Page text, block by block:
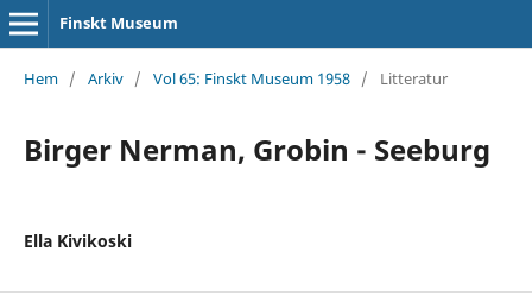
Finskt Museum
Hem / Arkiv / Vol 65: Finskt Museum 1958 / Litteratur
Birger Nerman, Grobin - Seeburg
Ella Kivikoski